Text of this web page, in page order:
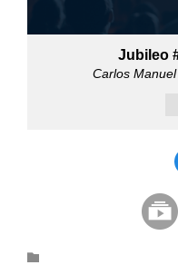
Jubileo
Carlos
